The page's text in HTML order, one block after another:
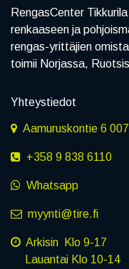
RengasCenter
renkaaseen ja
rengas-yrittäjien
toimii Norjassa,
Yhteystiedot
Aamuruskontie 6
+358 9 838 6110
Whatsapp
myynti@tire.fi
Arkisin Klo 9-17
Lauantai Klo 10-14